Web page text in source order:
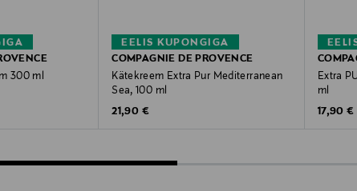
300 ml
EELIS KUPONGIGA
COMPAGNIE DE PROVENCE
Kätekreem Extra Pur Mediterranean
Sea, 100 ml
Original Price
21,90 €
Extra
ml
Original
17,90 €